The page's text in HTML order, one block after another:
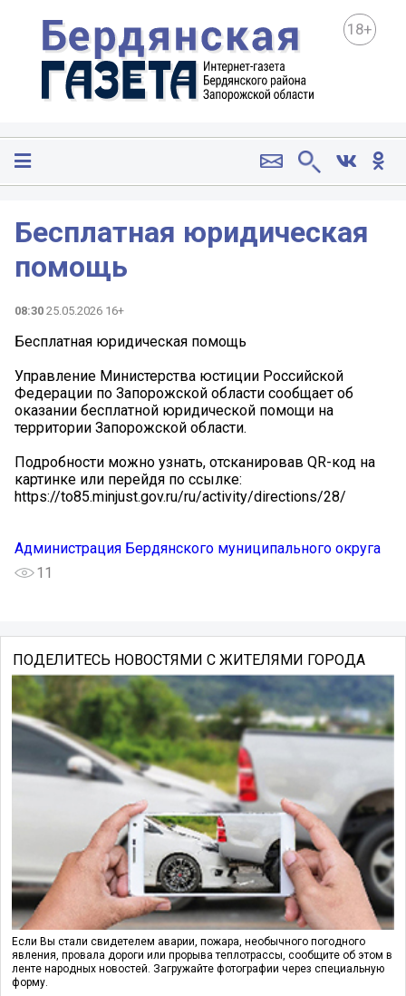
18+
Бесплатная юридическая
помощь
08:30 25.05.2026 16+
Бесплатная юридическая помощь
Управление Министерства юстиции Российской
Федерации по Запорожской области сообщает об
оказании бесплатной юридической помощи на
территории Запорожской области.
Подробности можно узнать, отсканировав QR-код на
картинке или перейдя по ссылке:
https://to85.minjust.gov.ru/ru/activity/directions/28/
Администрация Бердянского муниципального округа
11
ПОДЕЛИТЕСЬ НОВОСТЯМИ С ЖИТЕЛЯМИ ГОРОДА
Если Вы стали свидетелем аварии, пожара, необычного погодного
явления, провала дороги или прорыва теплотрассы, сообщите об этом в
ленте народных новостей. Загружайте фотографии через специальную
форму.